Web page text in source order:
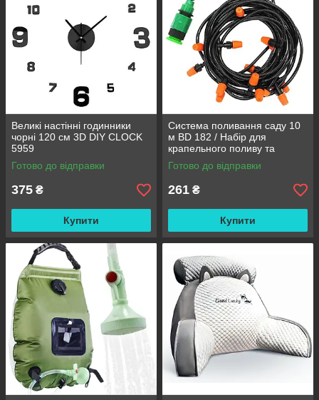
Великі настінні годинники
чорні 120 см 3D DIY CLOCK
5959
Готово до відправки
375 ₴
Купити
Система поливання саду 10
м BD 182 / Набір для
крапельного поливу та
охолодження / Комплект для
поливання
Готово до відправки
261 ₴
Купити